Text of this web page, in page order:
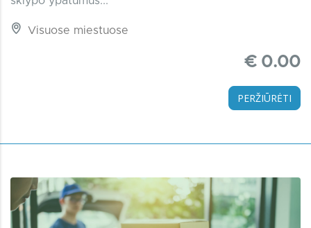
Visuose miestuose
€ 0.00
PERŽIŪRĖTI